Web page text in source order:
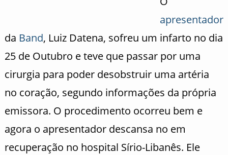
apresentador
da Band, Luiz Datena, sofreu um infarto no dia
25 de Outubro e teve que passar por uma
cirurgia para poder desobstruir uma artéria
no coração, segundo informações da própria
emissora. O procedimento ocorreu bem e
agora o apresentador descansa no em
recuperação no hospital Sírio-Libanês. Ele